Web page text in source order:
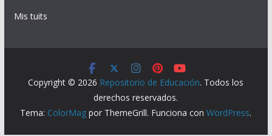
Mis tuits
Copyright © 2026 Repositorio de Educación. Todos los
derechos reservados.
Tema: ColorMag por ThemeGrill. Funciona conWordPress.